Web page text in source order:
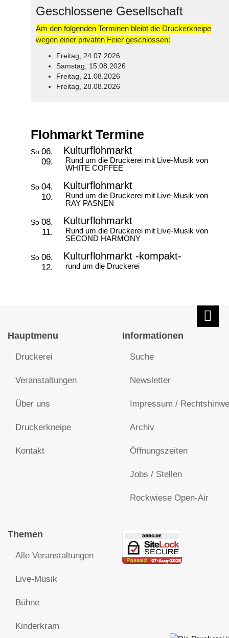
Geschlossene Gesellschaft
Am den folgenden Terminen bleibt die Druckerkneipe
wegen einer privaten Feier geschlossen:
Freitag, 24.07.2026
Samstag, 15.08.2026
Freitag, 21.08.2026
Freitag, 28.08.2026
Flohmarkt Termine
So 06.
09.
Kulturflohmarkt
Rund um die Druckerei mit Live-Musik von
WHITE COFFEE
So 04.
10.
Kulturflohmarkt
Rund um die Druckerei mit Live-Musik von
RAY PASNEN
So 08.
11.
Kulturflohmarkt
Rund um die Druckerei mit Live-Musik von
SECOND HARMONY
So 06.
12.
Kulturflohmarkt -kompakt-
rund um die Druckerei
Hauptmenu
Druckerei
Veranstaltungen
Über uns
Druckerkneipe
Kontakt
Informationen
Suche
Newsletter
Impressum /
Archiv
Öffnungszeiten
Jobs / Stellen
Rockwiese Open-Air
Themen
Alle Veranstaltungen
Live-Musik
Bühne
Kinderkram